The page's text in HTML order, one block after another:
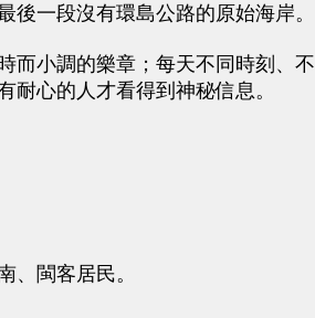
一段沒有環島公路的原始海岸。
小調的樂章；每天不同時刻、不
心的人才看得到神秘信息。
閩客居民。